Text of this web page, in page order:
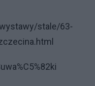
stale/63-